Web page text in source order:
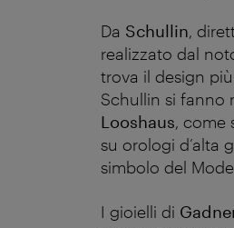
Da Schullin,
realizzato dal
trova il design
Schullin si fanno
Looshaus, come
su orologi d’alta
simbolo del
I gioielli di